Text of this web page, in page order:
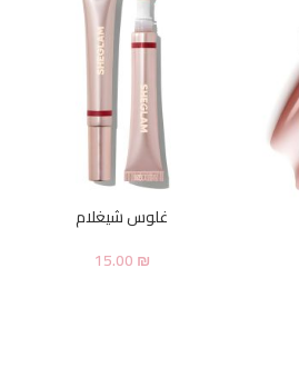
غلوس شيغلام
15.00₪